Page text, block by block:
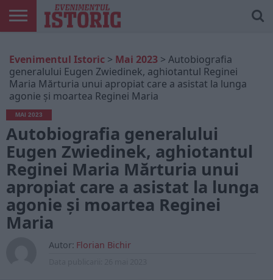
ONLINE
EDIȚII
TIPĂRITE
ISTORIC
PLAY
CONTUL
MEU
Evenimentul Istoric > Mai 2023 > Autobiografia
generalului Eugen Zwiedinek, aghiotantul Reginei
Maria Mărturia unui apropiat care a asistat la lunga
agonie și moartea Reginei Maria
MAI 2023
Autobiografia generalului
Eugen Zwiedinek, aghiotantul
Reginei Maria Mărturia unui
apropiat care a asistat la lunga
agonie și moartea Reginei
Maria
Autor: Florian Bichir